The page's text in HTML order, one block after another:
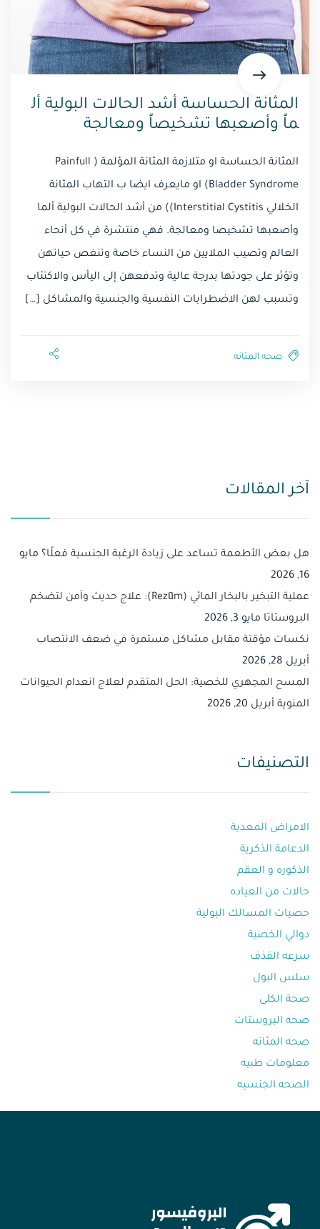
المثانة الحساسة أشد الحالات البولية أل
ماً وأصعبها تشخيصاً ومعالجة
المثانة الحساسة او متلازمة المثانة المؤلمة ( Painfull
Bladder Syndrome) او مايعرف ايضا ب التهاب المثانة
الخلالي Interstitial Cystitis)) من أشد الحالات البولية ألما
وأصعبها تشخيصا ومعالجة. فهي منتشرة في كل أنحاء
العالم وتصيب الملايين من النساء خاصة وتنغص حياتهن
وتؤثر على جودتها بدرجة عالية وتدفعهن إلى اليأس والاكتئاب
وتسبب لهن الاضطرابات النفسية والجنسية والمشاكل […]
صحه المثانه⁩
آخر المقالات
هل بعض الأطعمة تساعد على زيادة الرغبة الجنسية فعلًا؟ مايو
16, 2026
عملية التبخير بالبخار المائي (Rezūm): علاج حديث وآمن لتضخم
البروستاتا مايو 3, 2026
نكسات مؤقتة مقابل مشاكل مستمرة في ضعف الانتصاب
أبريل 28, 2026
المسح المجهري للخصية: الحل المتقدم لعلاج انعدام الحيوانات
المنوية أبريل 20, 2026
التصنيفات
الامراض المعدية
الدعامة الذكرية
الذكوره و العقم⁩
حالات من العياده⁩
حصيات المسالك البولية
دوالي الخصية
سرعه القذف⁩
سلس البول
صحة الكلى
صحه البروستات
صحه المثانه⁩
معلومات طبيه⁩